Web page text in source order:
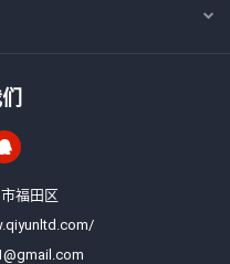
福田区